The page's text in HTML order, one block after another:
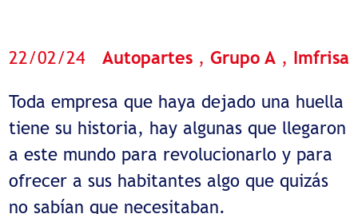
22/02/24 Autopartes, Grupo A, Imfrisa
Toda empresa que haya dejado una huella
tiene su historia, hay algunas que llegaron
a este mundo para revolucionarlo y para
ofrecer a sus habitantes algo que quizás
no sabían que necesitaban.